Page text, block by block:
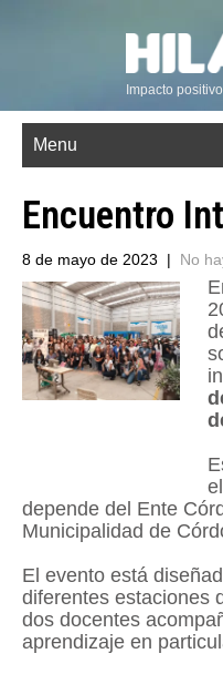
Impacto positivo
Menu
Encuentro
8 de mayo de 2023 | No
el
depende del Ente
Municipalidad de
El evento está
diferentes estaciones
dos docentes
aprendizaje en